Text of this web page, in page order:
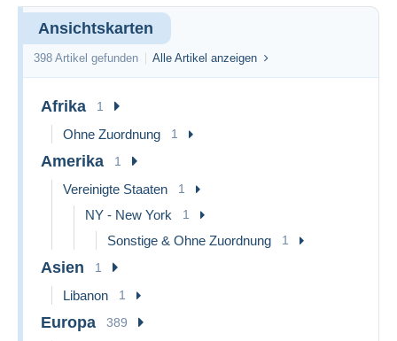
Ansichtskarten
398 Artikel gefunden Alle Artikel anzeigen
Afrika 1
Ohne Zuordnung 1
Amerika 1
Vereinigte Staaten 1
NY - New York 1
Sonstige & Ohne Zuordnung 1
Asien 1
Libanon 1
Europa 389